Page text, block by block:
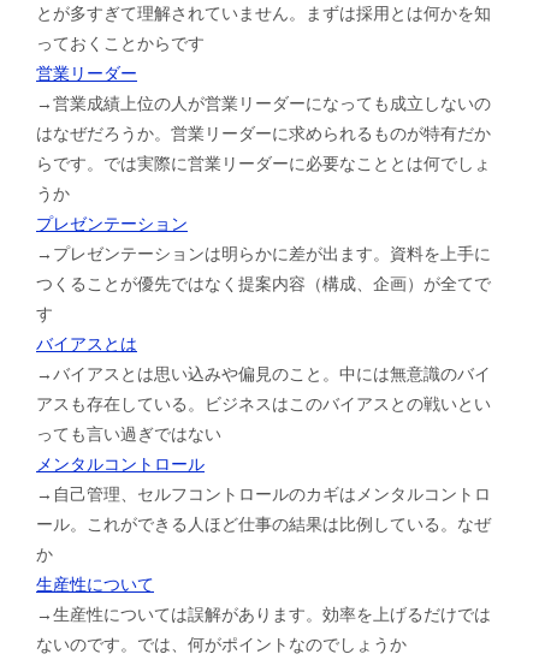
とが多すぎて理解されていません。まずは採用とは何かを知
っておくことからです
営業リーダー
→営業成績上位の人が営業リーダーになっても成立しないの
はなぜだろうか。営業リーダーに求められるものが特有だか
らです。では実際に営業リーダーに必要なこととは何でしょ
うか
プレゼンテーション
→プレゼンテーションは明らかに差が出ます。資料を上手に
つくることが優先ではなく提案内容（構成、企画）が全てで
す
バイアスとは
→バイアスとは思い込みや偏見のこと。中には無意識のバイ
アスも存在している。ビジネスはこのバイアスとの戦いとい
っても言い過ぎではない
メンタルコントロール
→自己管理、セルフコントロールのカギはメンタルコントロ
ール。これができる人ほど仕事の結果は比例している。なぜ
か
生産性について
→生産性については誤解があります。効率を上げるだけでは
ないのです。では、何がポイントなのでしょうか